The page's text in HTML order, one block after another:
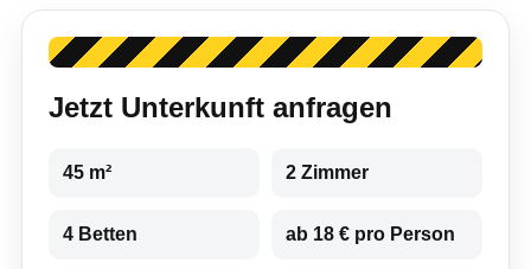
Jetzt Unterkunft anfragen
45 m² 2 Zimmer
4 Betten ab 18 € pro Person